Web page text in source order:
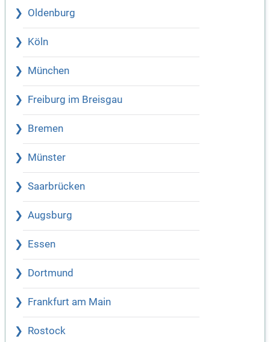
Oldenburg
Köln
München
Freiburg im Breisgau
Bremen
Münster
Saarbrücken
Augsburg
Essen
Dortmund
Frankfurt am Main
Rostock